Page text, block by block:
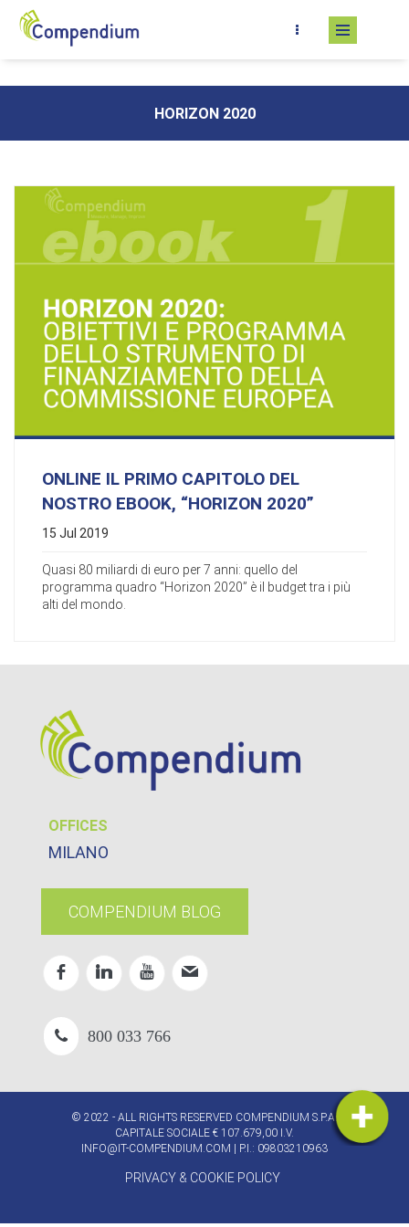
Skip to main content
HORIZON 2020
ONLINE IL PRIMO CAPITOLO DEL
NOSTRO EBOOK, “HORIZON 2020”
15 Jul 2019
Quasi 80 miliardi di euro per 7 anni: quello del
programma quadro “Horizon 2020” è il budget tra i più
alti del mondo.
OFFICES
MILANO
COMPENDIUM BLOG
800 033 766
© 2022 - ALL RIGHTS RESERVED COMPENDIUM S.P.A.
CAPITALE SOCIALE € 107.679,00 I.V.
INFO@IT-COMPENDIUM.COM | P.I.: 09803210963
PRIVACY & COOKIE POLICY